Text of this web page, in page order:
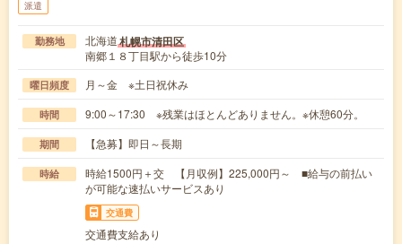
派遣
勤務地 北海道札幌市清田区
南郷１８丁目駅から徒歩10分
曜日頻度 月～金 ※土日祝休み
時間 9:00～17:30 ※残業はほとんどありません。※休憩60分。
期間 【急募】即日～長期
時給
時給1500円＋交 【月収例】225,000円～ ■給与の前払い
が可能な速払いサービスあり
交通費
交通費支給あり